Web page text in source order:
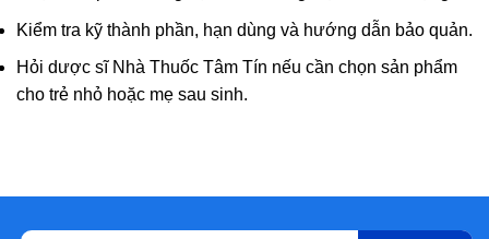
Kiểm tra kỹ thành phần, hạn dùng và hướng dẫn bảo quản.
Hỏi dược sĩ Nhà Thuốc Tâm Tín nếu cần chọn sản phẩm
cho trẻ nhỏ hoặc mẹ sau sinh.